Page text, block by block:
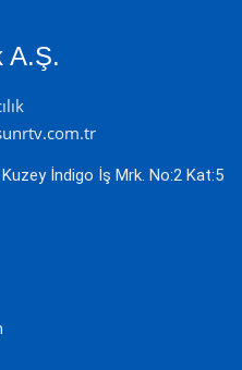
A.Ş.
Kuzey İndigo İş Mrk. No:2 Kat:5